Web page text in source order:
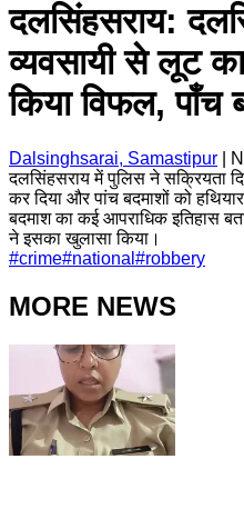
दलसिंहसराय:
व्यवसायी से लूट
किया विफल, पाँच
Dalsinghsarai, Samastipur
दलसिंहसराय में पुलिस ने सक्रियता
कर दिया और पांच बदमाशों को
बदमाश का कई आपराधिक इतिहास
ने इसका खुलासा किया।
#crime#national #robbery
MORE NEWS